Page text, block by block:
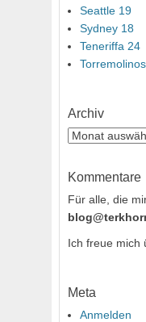
Seattle 19
Sydney 18
Teneriffa 24
Archiv
Archiv
Kommentare
Für alle, die
Ich freue mich
Meta
Anmelden